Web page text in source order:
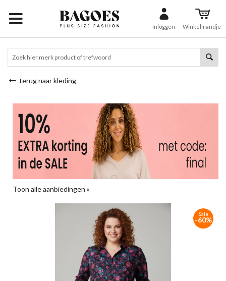
Inloggen Winkelmandje
terug naar kleding
Toon alle aanbiedingen »
Sale
-60%